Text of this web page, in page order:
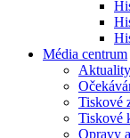
Média centrum
Aktuality
Tiskové
Tiskové
Opravy